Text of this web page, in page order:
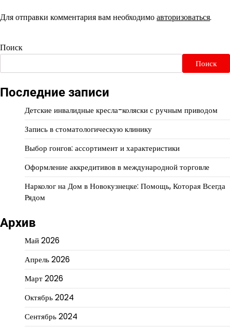
Для отправки комментария вам необходимоавторизоваться.
Поиск
Поиск
Последние записи
Детские инвалидные кресла-коляски с ручным приводом
Запись в стоматологическую клинику
Выбор гонгов: ассортимент и характеристики
Оформление аккредитивов в международной торговле
Нарколог на Дом в Новокузнецке: Помощь, Которая Всегда
Рядом
Архив
Май 2026
Апрель 2026
Март 2026
Октябрь 2024
Сентябрь 2024